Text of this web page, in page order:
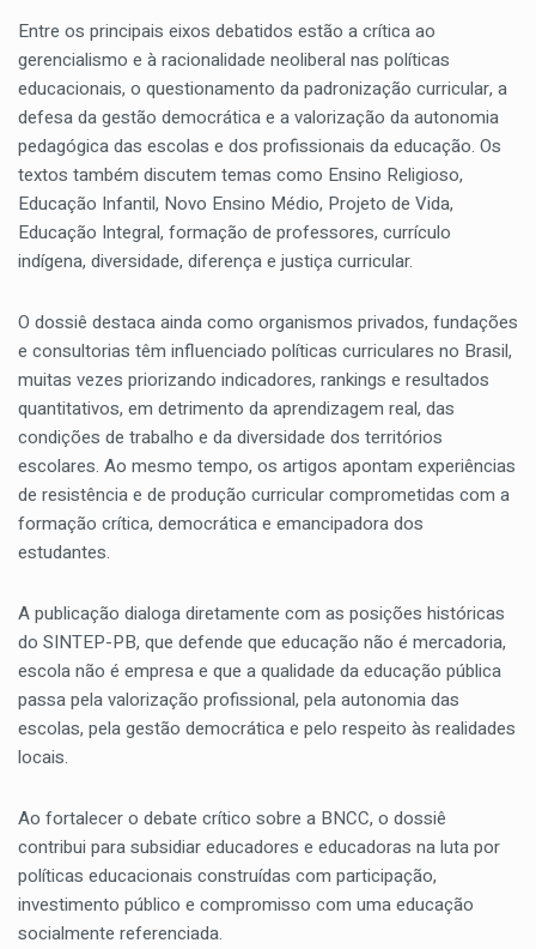
Entre os principais eixos debatidos estão a crítica ao
gerencialismo e à racionalidade neoliberal nas políticas
educacionais, o questionamento da padronização curricular, a
defesa da gestão democrática e a valorização da autonomia
pedagógica das escolas e dos profissionais da educação. Os
textos também discutem temas como Ensino Religioso,
Educação Infantil, Novo Ensino Médio, Projeto de Vida,
Educação Integral, formação de professores, currículo
indígena, diversidade, diferença e justiça curricular.
O dossiê destaca ainda como organismos privados, fundações
e consultorias têm influenciado políticas curriculares no Brasil,
muitas vezes priorizando indicadores, rankings e resultados
quantitativos, em detrimento da aprendizagem real, das
condições de trabalho e da diversidade dos territórios
escolares. Ao mesmo tempo, os artigos apontam experiências
de resistência e de produção curricular comprometidas com a
formação crítica, democrática e emancipadora dos
estudantes.
A publicação dialoga diretamente com as posições históricas
do SINTEP-PB, que defende que educação não é mercadoria,
escola não é empresa e que a qualidade da educação pública
passa pela valorização profissional, pela autonomia das
escolas, pela gestão democrática e pelo respeito às realidades
locais.
Ao fortalecer o debate crítico sobre a BNCC, o dossiê
contribui para subsidiar educadores e educadoras na luta por
políticas educacionais construídas com participação,
investimento público e compromisso com uma educação
socialmente referenciada.